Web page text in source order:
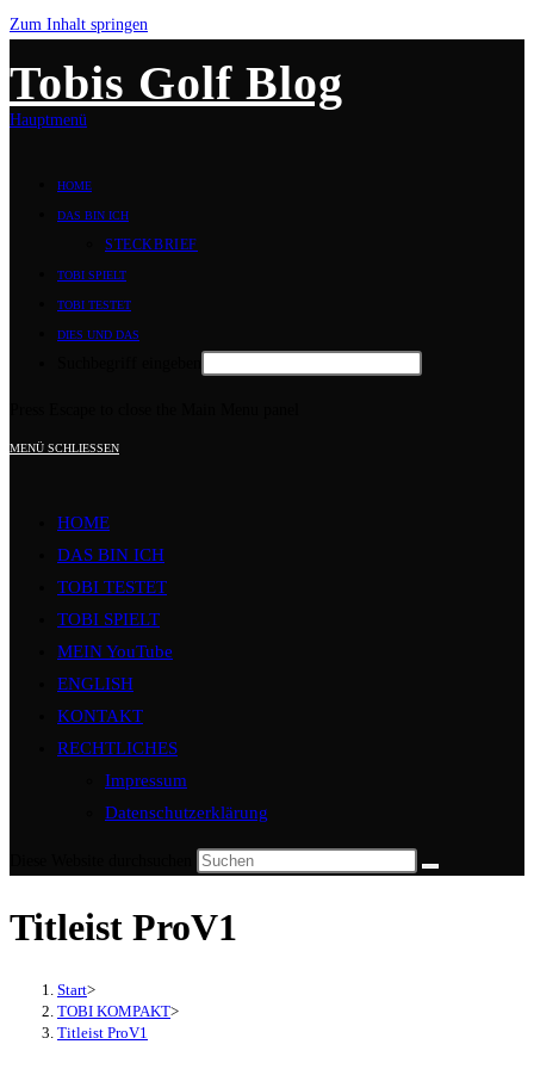
Zum Inhalt springen
Tobis Golf Blog
Hauptmenü
HOME
DAS BIN ICH
STECKBRIEF
TOBI SPIELT
TOBI TESTET
DIES UND DAS
MENÜ SCHLIESSEN
HOME
DAS BIN ICH
TOBI TESTET
TOBI SPIELT
MEIN YouTube
ENGLISH
KONTAKT
RECHTLICHES
Impressum
Datenschutzerklärung
Titleist ProV1
Start>
TOBI KOMPAKT>
Titleist ProV1